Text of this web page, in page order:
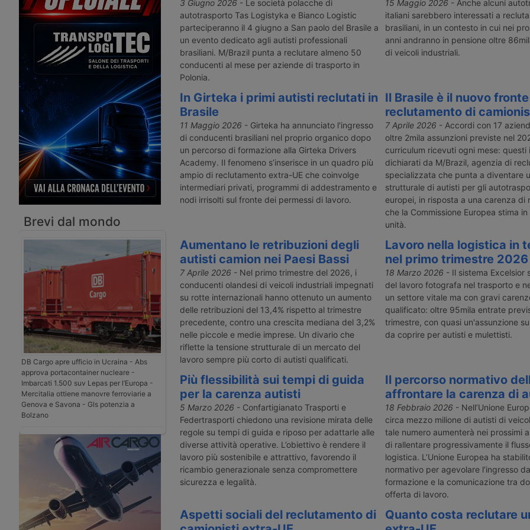
soffre di una carenza strutturale di
conducenti. Il provvedimento giunge
dopo la revoca delle patenti a circa
200mila immigrati con status
temporaneo.
ormai insufficiente e al trattamento
riservato dalle aziende committenti
durante le operazioni di carico e
scarico nei piazzali.
anche nel 2025 nei cinque
continenti. Ci sono 2,9 milioni di
posizioni non coperte in 18 aree,
con l’Europa che ha una quota del
13%, con quasi 502mila autisti
mancanti.
autisti,
sostenibilità,
dirigente
Brevi dal mondo
DB Cargo apre ufficio in Ucraina - Abs
approva portacontainer nucleare -
Imbarcati 1.500 suv Lepas per l’Europa -
Mercitalia ottiene manovre ferroviarie a
Genova e Savona - Gls potenzia a
Bolzano
3 Giugno 2026 - Le società polacche di
autotrasporto Tas Logistyka e Bianco Logistic
parteciperanno il 4 giugno a San paolo del Brasile a
un evento dedicato agli autisti professionali
brasiliani. M/Brazil punta a reclutare almeno 50
conducenti al mese per aziende di trasporto in
Polonia.
15 Maggio 2026 - Anche alcuni
italiani sarebbero interessati a
brasiliani, in un contesto in cui nei
anni andranno in pensione oltre
di veicoli industriali.
In Girteka i primi autisti reclutati in
Brasile
11 Maggio 2026 - Girteka ha annunciato l'ingresso
di conducenti brasiliani nel proprio organico dopo
un percorso di formazione alla Girteka Drivers
Academy. Il fenomeno s’inserisce in un quadro più
ampio di reclutamento extra-UE che coinvolge
intermediari privati, programmi di addestramento e
nodi irrisolti sul fronte dei permessi di lavoro.
Il Brasile è il nuovo
reclutamento di
7 Aprile 2026 - Accordi con 17
oltre 2mila assunzioni previste nel
curriculum ricevuti ogni mese: questi
dichiarati da M/Brazil, agenzia di
specializzata che punta a diventare
strutturale di autisti per gli
europei, in risposta a una carenza di
che la Commissione Europea stima
unità.
Aumentano le retribuzioni degli
autisti camion nei Paesi Bassi
7 Aprile 2026 - Nel primo trimestre del 2026, i
conducenti olandesi di veicoli industriali impegnati
su rotte internazionali hanno ottenuto un aumento
delle retribuzioni del 13,4% rispetto al trimestre
precedente, contro una crescita mediana del 3,2%
nelle piccole e medie imprese. Un divario che
riflette la tensione strutturale di un mercato del
lavoro sempre più corto di autisti qualificati.
Lavoro nella logistica in
nel primo trimestre 2026
18 Marzo 2026 - Il sistema Excelsior
del lavoro fotografa nel trasporto e
un settore vitale ma con gravi
qualificato: oltre 95mila entrate
trimestre, con quasi un'assunzione
da coprire per autisti e mulettisti.
Più flessibilità sui tempi di guida
per la carenza autisti
5 Marzo 2026 - Confartigianato Trasporti e
Federtrasporti chiedono una revisione mirata delle
regole su tempi di guida e riposo per adattarle alle
diverse attività operative. L’obiettivo è rendere il
lavoro più sostenibile e attrattivo, favorendo il
ricambio generazionale senza compromettere
sicurezza e legalità.
Il percorso normativo
affrontare la carenza di
18 Febbraio 2026 - Nell’Unione
circa mezzo milione di autisti di
tale numero aumenterà nei prossimi
di rallentare progressivamente il
logistica. L’Unione Europea ha
normativo per agevolare l’ingresso
formazione e la comunicazione tra
offerta di lavoro.
Aspetti sociali del reclutamento di
Quanto costa reclutare